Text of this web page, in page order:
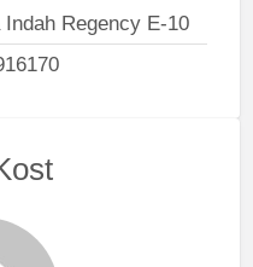
Indah Regency E-10